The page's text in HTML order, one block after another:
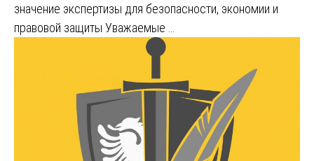
значение экспертизы для безопасности, экономии и
правовой защиты Уважаемые …